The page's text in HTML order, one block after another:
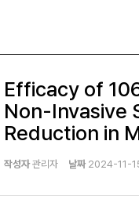
Efficacy of
Non-Invasive
Reduction in
작성자관리자 날짜 2024-11-